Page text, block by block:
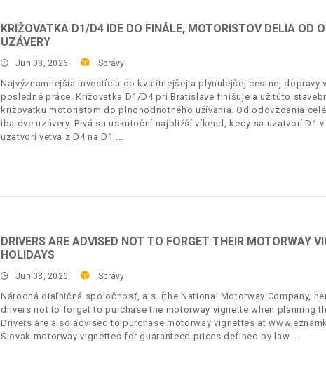
KRIŽOVATKA D1/D4 IDE DO FINÁLE, MOTORISTOV DELIA OD
UZÁVERY
Jun 08, 2026 Správy
Najvýznamnejšia investícia do kvalitnejšej a plynulejšej cestnej dopravy
posledné práce. Križovatka D1/D4 pri Bratislave finišuje a už túto
križovatku motoristom do plnohodnotného užívania. Od odovzdania
iba dve uzávery. Prvá sa uskutoční najbližší víkend, kedy sa uzatvorí D1
uzatvorí vetva z D4 na D1.
DRIVERS ARE ADVISED NOT TO FORGET THEIR MOTORWAY
HOLIDAYS
Jun 03, 2026 Správy
Národná diaľničná spoločnosť, a.s. (the National Motorway Company,
drivers not to forget to purchase the motorway vignette when planning
Drivers are also advised to purchase motorway vignettes at
Slovak motorway vignettes for guaranteed prices defined by law.